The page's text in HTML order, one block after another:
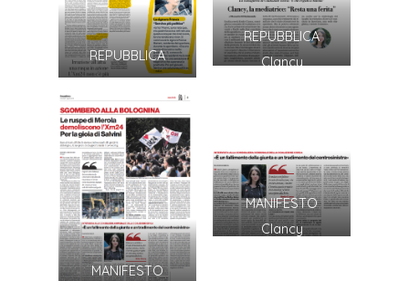
REPUBBLICA
REPUBBLICA
Clancy
MANIFESTO
MANIFESTO
Clancy